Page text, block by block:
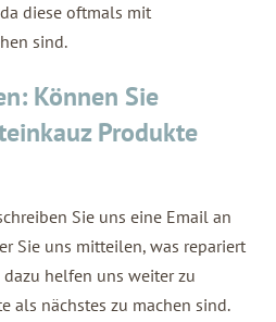
diese oftmals mit
sind.
Können Sie
Produkte
Sie uns eine Email an
Sie uns mitteilen, was repariert
dazu helfen uns weiter zu
als nächstes zu machen sind.